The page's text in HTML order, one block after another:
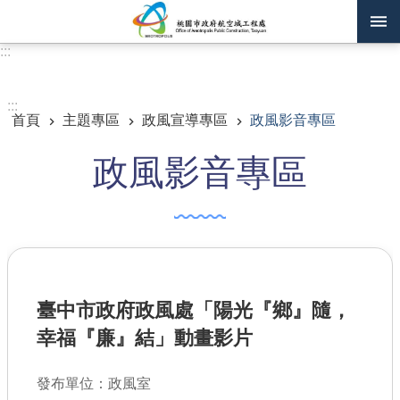
業務資訊
政府公開資訊
:::
:::
首頁
主題專區 政風宣導專區 政風影音專區
政風影音專區
臺中市政府政風處「陽光『鄉』隨，
幸福『廉』結」動畫影片
發布單位：政風室